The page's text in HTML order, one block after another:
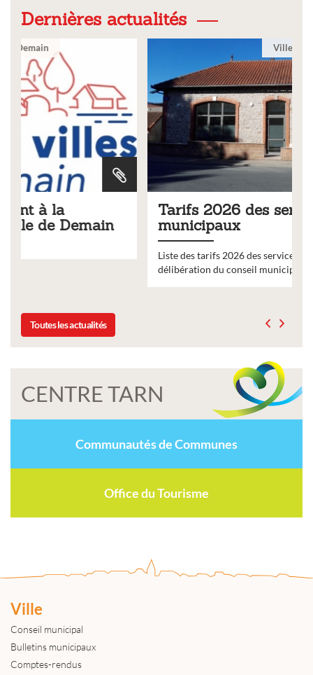
Dernières actualités
Tarifs 2026 des services
municipaux
Liste des tarifs 2026 des services municipaux,
délibération du conseil municipal du 19 décembre 2025
Toutes les actualités
CENTRE TARN
Communautés de Communes
Office du Tourisme
Ville
Conseil municipal
Bulletins municipaux
Comptes-rendus